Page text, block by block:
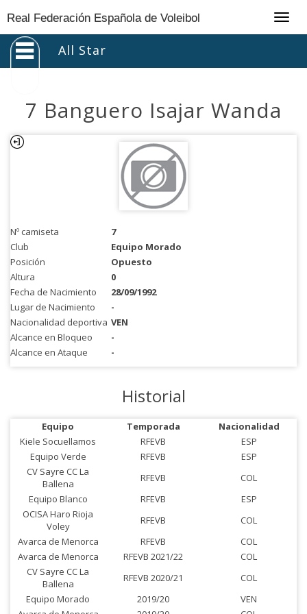
Real Federación Española de Voleibol
All Star
7 Banguero Isajar Wanda
Nº camiseta
7
Club
Equipo Morado
Posición
Opuesto
Altura
0
Fecha de Nacimiento
28/09/1992
Lugar de Nacimiento
-
Nacionalidad deportiva VEN
Alcance en Bloqueo
-
Alcance en Ataque
-
Historial
Equipo Temporada
Nacionalidad
Kiele Socuellamos
RFEVB
ESP
Equipo Verde
RFEVB
ESP
CV Sayre CC La
Ballena
RFEVB
COL
Equipo Blanco
RFEVB
ESP
OCISA Haro Rioja
Voley
RFEVB
COL
Avarca de Menorca
RFEVB
COL
Avarca de Menorca
RFEVB 2021/22
COL
CV Sayre CC La
Ballena
RFEVB 2020/21
COL
Equipo Morado
2019/20
VEN